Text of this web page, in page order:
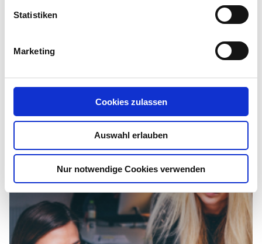
Statistiken
Marketing
Cookies zulassen
Auswahl erlauben
Nur notwendige Cookies verwenden
Case Studies